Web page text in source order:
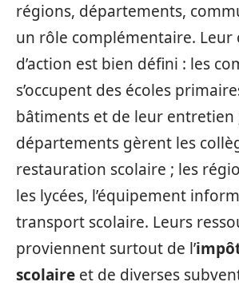
régions, départements,
un rôle complémentaire. Leur
d’action est bien défini : les
s’occupent des écoles
bâtiments et de leur entretien
départements gèrent les
restauration scolaire ; les
les lycées, l’équipement
transport scolaire. Leurs
proviennent surtout de l’
scolaire et de diverses